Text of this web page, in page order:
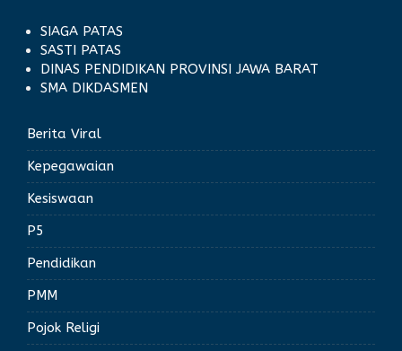
SIAGA PATAS
SASTI PATAS
DINAS PENDIDIKAN PROVINSI JAWA BARAT
SMA DIKDASMEN
Berita Viral
Kepegawaian
Kesiswaan
P5
Pendidikan
PMM
Pojok Religi